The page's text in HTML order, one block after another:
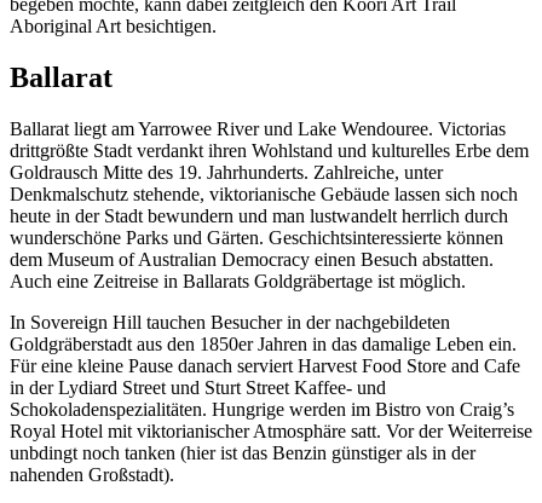
begeben möchte, kann dabei zeitgleich den Koori Art Trail
Aboriginal Art besichtigen.
Ballarat
Ballarat liegt am Yarrowee River und Lake Wendouree. Victorias
drittgrößte Stadt verdankt ihren Wohlstand und kulturelles Erbe dem
Goldrausch Mitte des 19. Jahrhunderts. Zahlreiche, unter
Denkmalschutz stehende, viktorianische Gebäude lassen sich noch
heute in der Stadt bewundern und man lustwandelt herrlich durch
wunderschöne Parks und Gärten. Geschichtsinteressierte können
dem Museum of Australian Democracy einen Besuch abstatten.
Auch eine Zeitreise in Ballarats Goldgräbertage ist möglich.
In Sovereign Hill tauchen Besucher in der nachgebildeten
Goldgräberstadt aus den 1850er Jahren in das damalige Leben ein.
Für eine kleine Pause danach serviert Harvest Food Store and Cafe
in der Lydiard Street und Sturt Street Kaffee- und
Schokoladenspezialitäten. Hungrige werden im Bistro von Craig’s
Royal Hotel mit viktorianischer Atmosphäre satt. Vor der Weiterreise
unbdingt noch tanken (hier ist das Benzin günstiger als in der
nahenden Großstadt).